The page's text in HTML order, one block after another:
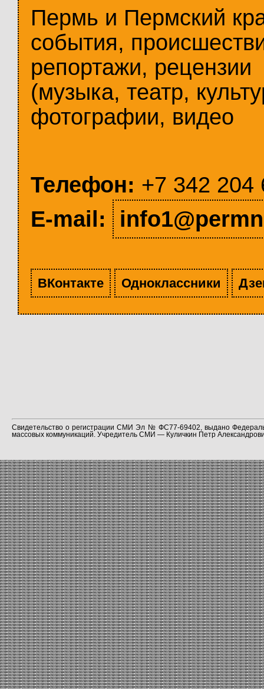
Пермь и Пермский
события,
репортажи, рецензии
(музыка, театр,
фотографии, видео
Телефон: +7 342 204
E-mail:
ВКонтакте Одноклассники
Свидетельство о регистрации СМИ Эл № ФС77-69402, выдано
массовых коммуникаций. Учредитель СМИ — Куличкин Петр